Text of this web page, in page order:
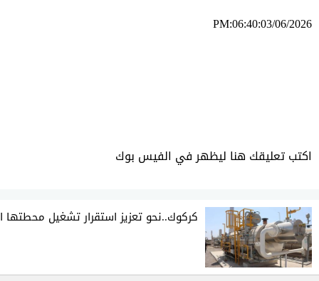
PM:06:40:03/06/2026
اكتب تعليقك هنا ليظهر في الفيس بوك
كركوك..نحو تعزيز استقرار تشغيل محطتها